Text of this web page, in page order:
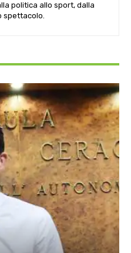
politica allo sport, dalla
spettacolo.